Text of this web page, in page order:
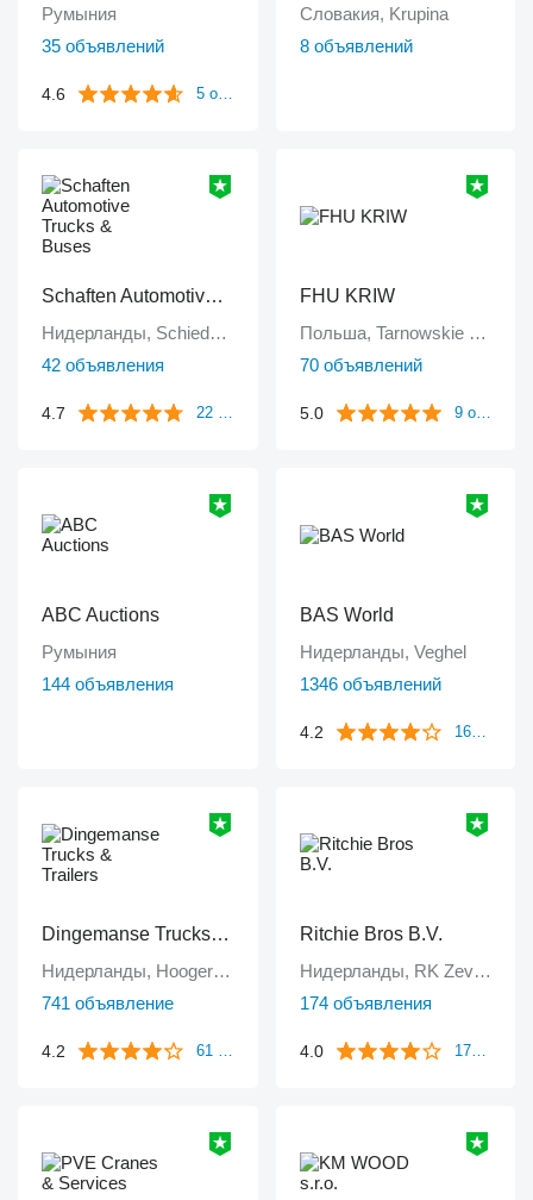
Румыния
35 объявлений
4.6 5 отзывов
Словакия, Krupina
8 объявлений
Schaften Automotive Trucks & Buses
Нидерланды, Schiedam
42 объявления
4.7 22 отзыва
FHU KRIW
Польша, Tarnowskie Góry
70 объявлений
5.0 9 отзывов
ABC Auctions
Румыния
144 объявления
BAS World
Нидерланды, Veghel
1346 объявлений
4.2 1671 отзыв
Dingemanse Trucks & Trailers
Нидерланды, Hoogerheide
741 объявление
4.2 61 отзыв
Ritchie Bros B.V.
Нидерланды, RK Zevenbergen
174 объявления
4.0 172 отзыва